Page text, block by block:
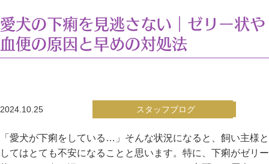
愛犬の下痢を見逃さない｜ゼリー状や
血便の原因と早めの対処法
2024.10.25 スタッフブログ
「愛犬が下痢をしている…」そんな状況になると、飼い主様と
してはとても不安になることと思います。特に、下痢がゼリー